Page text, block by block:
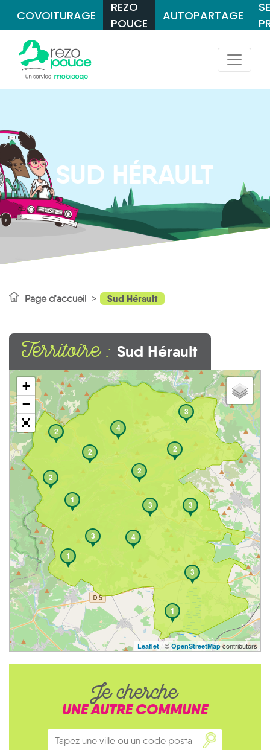
COVOITURAGE
REZO
POUCE
AUTOPARTAGE
SUD HÉRAULT
Page d'accueil Sud Hérault
Territoire : Sud Hérault
2
2
3
2
2
3
3
3
1
1
4
3
4
2
1
+
−
Leaflet | © OpenStreetMapcontributors
Je cherche
UNE AUTRE COMMUNE